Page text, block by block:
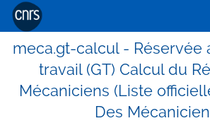
meca.gt-calcul - Réservée
travail (GT) Calcul du
Mécaniciens (Liste
Des